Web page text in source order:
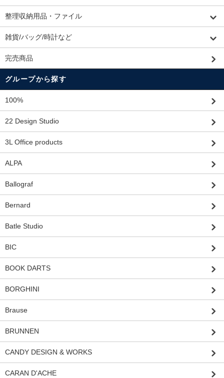
整理収納用品・ファイル
雑貨/バッグ/時計など
完売商品
グループから探す
100%
22 Design Studio
3L Office products
ALPA
Ballograf
Bernard
Batle Studio
BIC
BOOK DARTS
BORGHINI
Brause
BRUNNEN
CANDY DESIGN & WORKS
CARAN D'ACHE